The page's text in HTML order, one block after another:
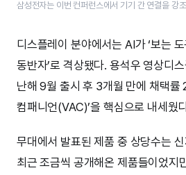
삼성전자는 이번 컨퍼런스에서 기기 간 연결을 강
디스플레이 분야에서는 AI가 ‘보는
동반자’로 격상됐다. 용석우 영상디
난해 9월 출시 후 3개월 만에 채택률
컴패니언(VAC)’을 핵심으로 내세웠
무대에서 발표된 제품 중 상당수는
최근 조금씩 공개해온 제품들이었지